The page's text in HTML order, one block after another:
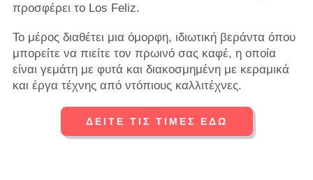
προσφέρει το Los Feliz.
Το μέρος διαθέτει μια όμορφη, ιδιωτική βεράντα όπου
μπορείτε να πιείτε τον πρωινό σας καφέ, η οποία
είναι γεμάτη με φυτά και διακοσμημένη με κεραμικά
και έργα τέχνης από ντόπιους καλλιτέχνες.
ΔΕΙΤΕ ΤΙΣ ΤΙΜΕΣ ΕΔΩ